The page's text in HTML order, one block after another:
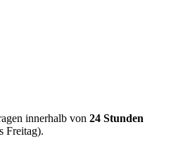
innerhalb von 24 Stunden
Freitag).